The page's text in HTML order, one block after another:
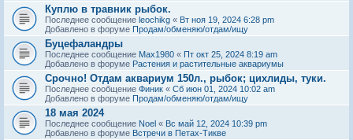
Куплю в травник рыбок.
Последнее сообщение leochikg « Вт ноя 19, 2024 6:28 pm
Добавлено в форуме Продам/обменяю/отдам/ищу
Буцефаландры
Последнее сообщение Max1980 « Пт окт 25, 2024 8:19 am
Добавлено в форуме Растения и растительные аквариумы
Срочно! Отдам аквариум 150л., рыбок; цихлиды, туки.
Последнее сообщение Финик « Сб июн 01, 2024 10:02 am
Добавлено в форуме Продам/обменяю/отдам/ищу
18 мая 2024
Последнее сообщение Noel « Вс май 12, 2024 10:39 pm
Добавлено в форуме Встречи в Петах-Тикве